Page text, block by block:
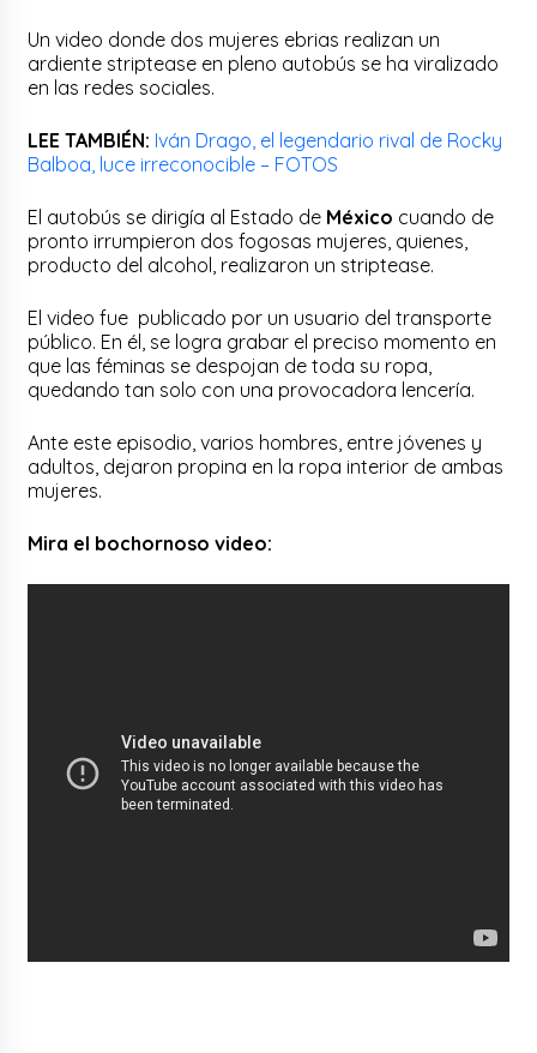
Un video donde dos mujeres ebrias realizan un
ardiente striptease en pleno autobús se ha viralizado
en las redes sociales.
LEE TAMBIÉN: Iván Drago, el legendario rival de Rocky
Balboa, luce irreconocible – FOTOS
El autobús se dirigía al Estado de México cuando de
pronto irrumpieron dos fogosas mujeres, quienes,
producto del alcohol, realizaron un striptease.
El video fue publicado por un usuario del transporte
público. En él, se logra grabar el preciso momento en
que las féminas se despojan de toda su ropa,
quedando tan solo con una provocadora lencería.
Ante este episodio, varios hombres, entre jóvenes y
adultos, dejaron propina en la ropa interior de ambas
mujeres.
Mira el bochornoso video: